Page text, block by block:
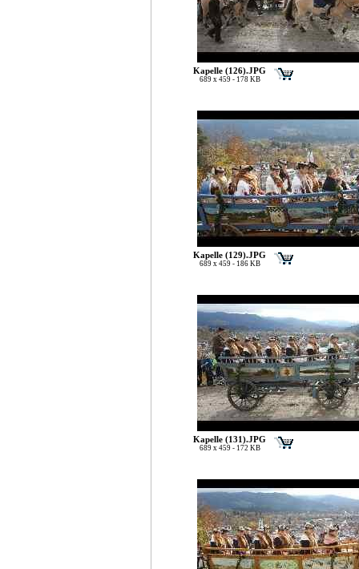
Kapelle (126).JPG
689 x 459 - 178 KB
Kapelle (129).JPG
689 x 459 - 186 KB
Kapelle (131).JPG
689 x 459 - 172 KB